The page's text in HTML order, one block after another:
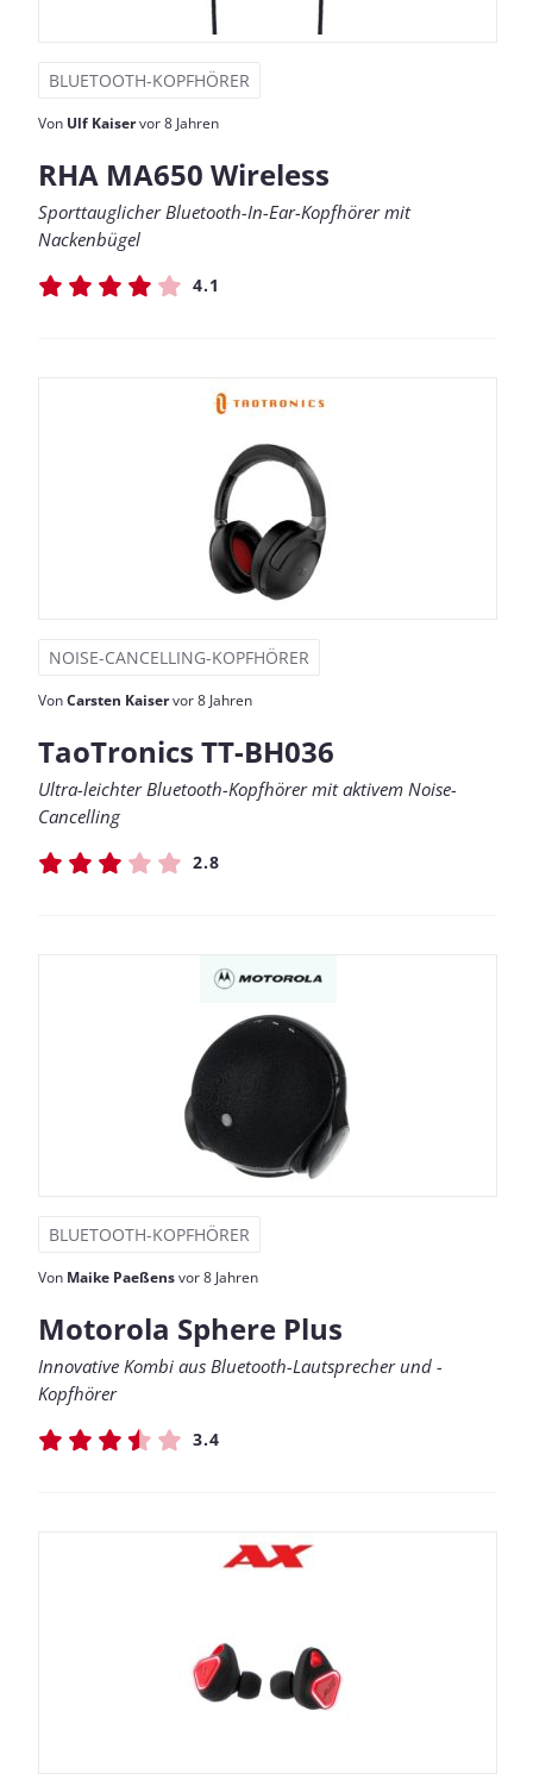
BLUETOOTH-KOPFHÖRER
Von Ulf Kaiservor 8 Jahren
RHA MA650 Wireless
Sporttauglicher Bluetooth-In-Ear-Kopfhörer mit
Nackenbügel
4.1
NOISE-CANCELLING-KOPFHÖRER
VonCarsten Kaiservor 8 Jahren
TaoTronics TT-BH036
Ultra-leichter Bluetooth-Kopfhörer mit aktivem Noise-
Cancelling
2.8
BLUETOOTH-KOPFHÖRER
Von Maike Paeßensvor 8 Jahren
Motorola Sphere Plus
Innovative Kombi aus Bluetooth-Lautsprecher und -
Kopfhörer
3.4